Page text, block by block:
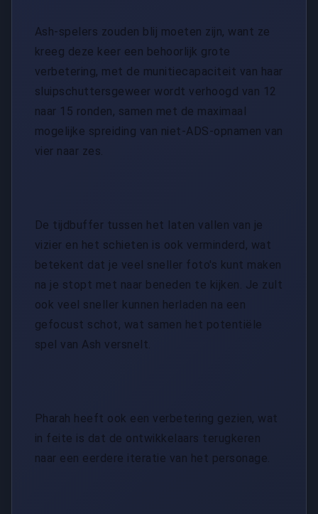
Ash-spelers zouden blij moeten zijn, want ze
kreeg deze keer een behoorlijk grote
verbetering, met de munitiecapaciteit van haar
sluipschuttersgeweer wordt verhoogd van 12
naar 15 ronden, samen met de maximaal
mogelijke spreiding van niet-ADS-opnamen van
vier naar zes.
De tijdbuffer tussen het laten vallen van je
vizier en het schieten is ook verminderd, wat
betekent dat je veel sneller foto's kunt maken
na je stopt met naar beneden te kijken. Je zult
ook veel sneller kunnen herladen na een
gefocust schot, wat samen het potentiële
spel van Ash versnelt.
Pharah heeft ook een verbetering gezien, wat
in feite is dat de ontwikkelaars terugkeren
naar een eerdere iteratie van het personage.